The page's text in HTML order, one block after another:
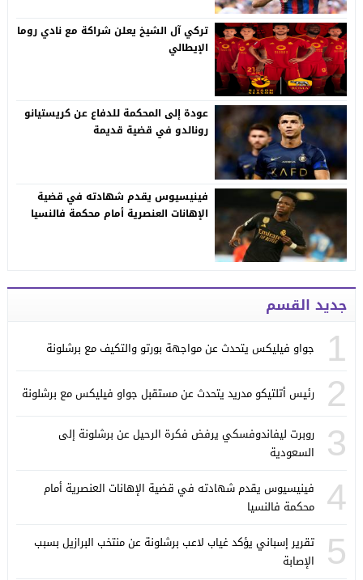
تركي آل الشيخ يعلن شراكة مع نادي روما
الإيطالي
عودة إلى المحكمة للدفاع عن كريستيانو
رونالدو في قضية قديمة
فينيسيوس يقدم شهادته في قضية
الإهانات العنصرية أمام محكمة فالنسيا
جديد القسم
1 جواو فيليكس يتحدث عن مواجهة بورتو والتكيف مع برشلونة
2 رئيس أتلتيكو مدريد يتحدث عن مستقبل جواو فيليكس مع برشلونة
3
روبرت ليفاندوفسكي يرفض فكرة الرحيل عن برشلونة إلى
السعودية
4
فينيسيوس يقدم شهادته في قضية الإهانات العنصرية أمام
محكمة فالنسيا
5
تقرير إسباني يؤكد غياب لاعب برشلونة عن منتخب البرازيل بسبب
الإصابة